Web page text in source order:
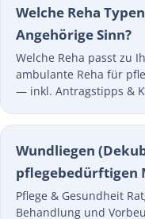
Welche Reha
Angehörige Sinn?
Welche Reha passt zu
ambulante Reha für
— inkl. Antragstipps &
Wundliegen
pflegebedürftigen
Pflege & Gesundheit
Behandlung und